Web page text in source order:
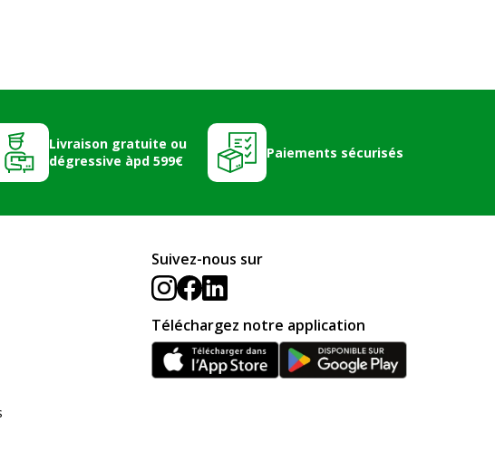
Livraison gratuite ou
dégressive àpd 599€
Paiements sécurisés
Suivez-nous sur
Téléchargez notre application